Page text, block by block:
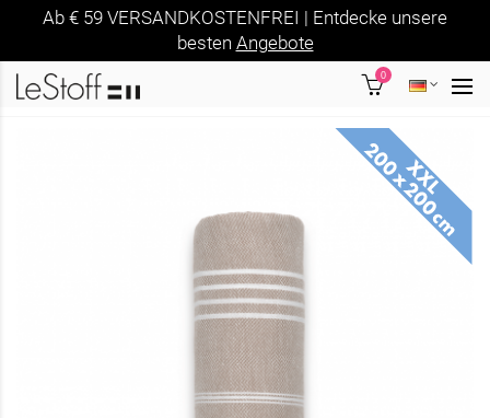
Ab € 59 VERSANDKOSTENFREI | Entdecke unsere
besten Angebote
0